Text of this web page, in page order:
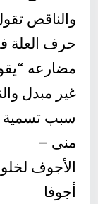
والناقص
حرف العلة
مضارعه
غير مبدل
سبب تسمية
منى –
الأجوف
أجوفا